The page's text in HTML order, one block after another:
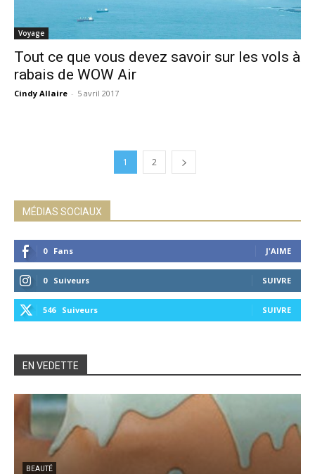
Voyage
Tout ce que vous devez savoir sur les vols à
rabais de WOW Air
Cindy Allaire - 5 avril 2017
1 2
MÉDIAS SOCIAUX
0 Fans J'AIME
0 Suiveurs SUIVRE
546 Suiveurs SUIVRE
EN VEDETTE
BEAUTÉ